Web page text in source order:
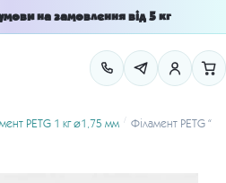
на замовлення від 5 кг
PETG 1 кг ⌀1.75 мм / Філамент PETG